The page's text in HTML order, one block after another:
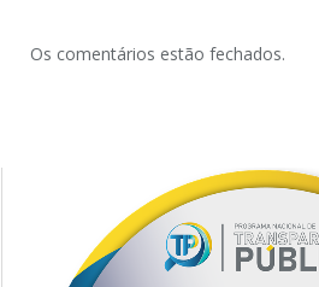
Os comentários estão fechados.